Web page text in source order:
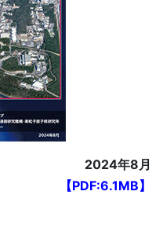
2024年8月
【PDF:6.1MB】